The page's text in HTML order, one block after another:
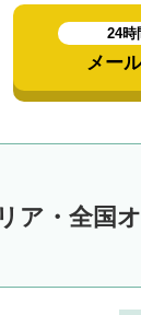
24時
メー
ア・全国